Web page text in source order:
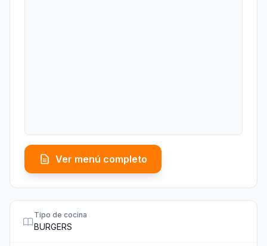
Ver menú completo
Tipo de cocina
BURGERS